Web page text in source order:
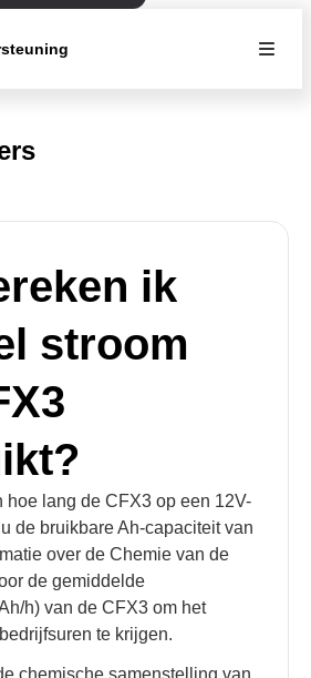
ik
stroom
hoe lang de CFX3 op een 12V-
de bruikbare Ah-capaciteit van
over de Chemie van de
de gemiddelde
h) van de CFX3 om het
te krijgen.
chemische samenstelling van